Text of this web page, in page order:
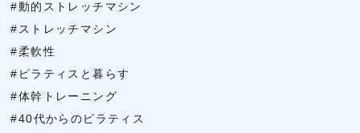
#動的ストレッチマシン
#ストレッチマシン
#柔軟性
#ピラティスと暮らす
#体幹トレーニング
#40代からのピラティス